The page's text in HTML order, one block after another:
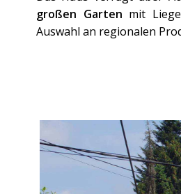
großen Garten mit
Auswahl an regionalen